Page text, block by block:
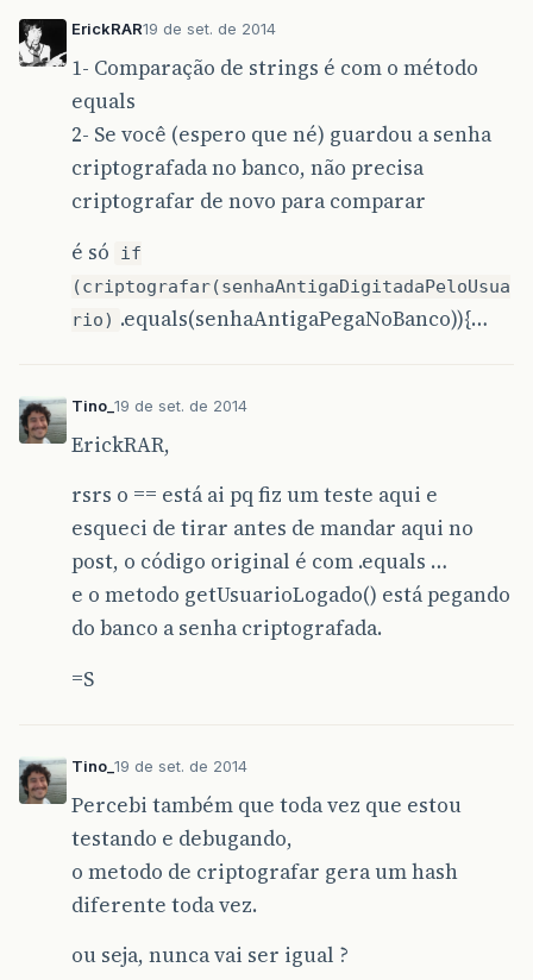
ErickRAR19 de set. de 2014
1- Comparação de strings é com o método
equals
2- Se você (espero que né) guardou a senha
criptografada no banco, não precisa
criptografar de novo para comparar
é só
if
(criptografar(senhaAntigaDigitadaPeloUsua
rio) .equals(senhaAntigaPegaNoBanco)){…
Tino_ 19 de set. de 2014
ErickRAR,
rsrs o == está ai pq fiz um teste aqui e
esqueci de tirar antes de mandar aqui no
post, o código original é com .equals …
e o metodo getUsuarioLogado() está pegando
do banco a senha criptografada.
=S
Tino_ 19 de set. de 2014
Percebi também que toda vez que estou
testando e debugando,
o metodo de criptografar gera um hash
diferente toda vez.
ou seja, nunca vai ser igual ?